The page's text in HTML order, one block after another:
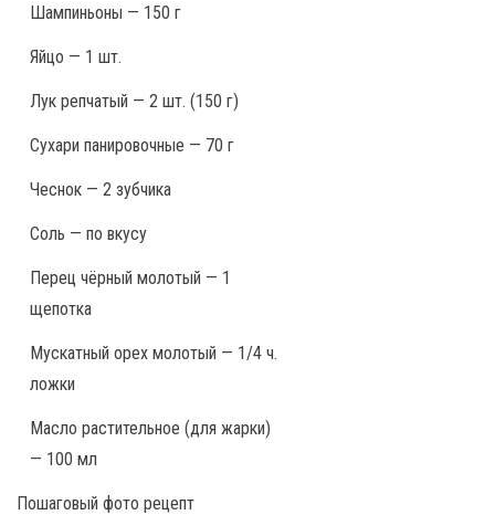
Шампиньоны — 150 г
Яйцо — 1 шт.
Лук репчатый — 2 шт. (150 г)
Сухари панировочные — 70 г
Чеснок — 2 зубчика
Соль — по вкусу
Перец чёрный молотый — 1
щепотка
Мускатный орех молотый — 1/4 ч.
ложки
Масло растительное (для жарки)
— 100 мл
Пошаговый фото рецепт